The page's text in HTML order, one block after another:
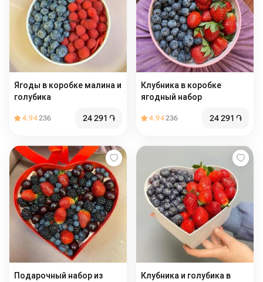
Ягоды в коробке малина и
голубика
4.94236 24 291 ֏
Клубника в коробке
ягодный набор
4.94236 24 291 ֏
Подарочный набор из
Клубника и голубика в